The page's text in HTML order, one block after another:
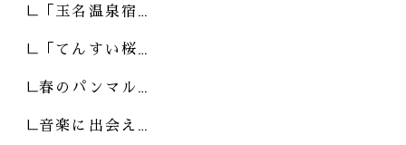
「玉名温泉宿…
「てんすい桜…
春のパンマル…
音楽に出会え…